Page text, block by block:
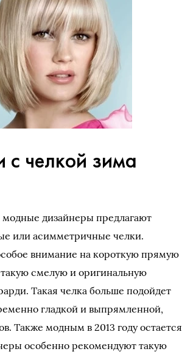
челкой зима
дизайнеры предлагают
или асимметричные челки.
внимание на короткую прямую
смелую и оригинальную
Такая челка больше подойдет
гладкой и выпрямленной,
Также модным в 2013 году остается
особенно рекомендуют такую